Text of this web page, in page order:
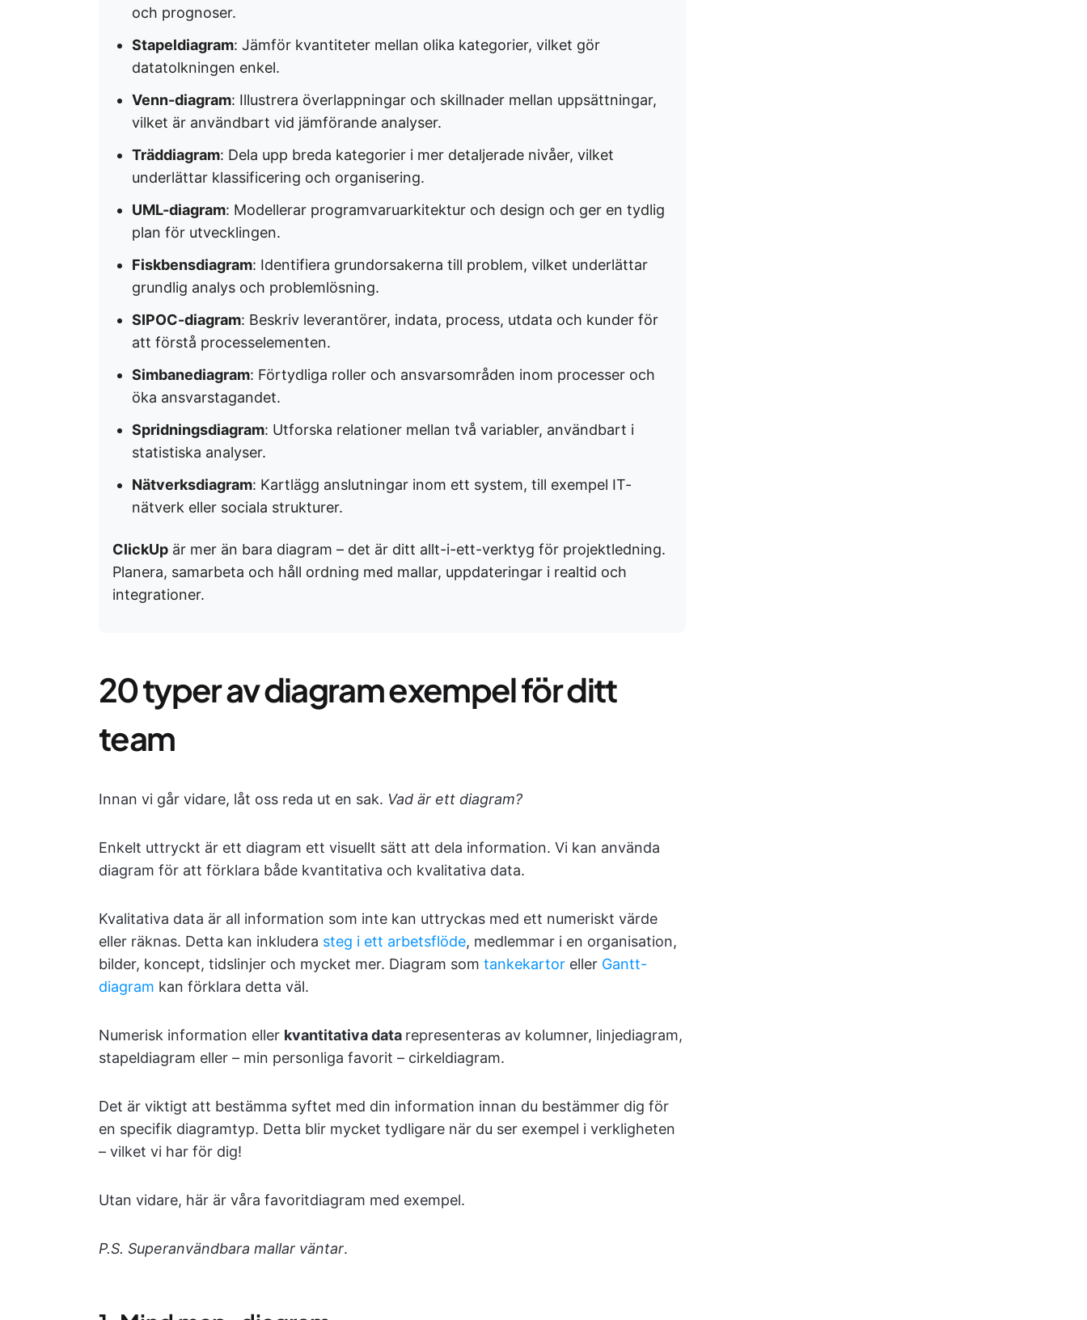
och prognoser. ​
Stapeldiagram: Jämför kvantiteter mellan olika kategorier, vilket gör
datatolkningen enkel. ​
Venn-diagram: Illustrera överlappningar och skillnader mellan uppsättningar,
vilket är användbart vid jämförande analyser. ​
Träddiagram: Dela upp breda kategorier i mer detaljerade nivåer, vilket
underlättar klassificering och organisering. ​
UML-diagram: Modellerar programvaruarkitektur och design och ger en tydlig
plan för utvecklingen. ​
Fiskbensdiagram: Identifiera grundorsakerna till problem, vilket underlättar
grundlig analys och problemlösning. ​
SIPOC-diagram: Beskriv leverantörer, indata, process, utdata och kunder för
att förstå processelementen. ​
Simbanediagram: Förtydliga roller och ansvarsområden inom processer och
öka ansvarstagandet. ​
Spridningsdiagram: Utforska relationer mellan två variabler, användbart i
statistiska analyser. ​
Nätverksdiagram: Kartlägg anslutningar inom ett system, till exempel IT-
nätverk eller sociala strukturer.
ClickUp är mer än bara diagram – det är ditt allt-i-ett-verktyg för projektledning.
Planera, samarbeta och håll ordning med mallar, uppdateringar i realtid och
integrationer.
20 typer av diagram exempel för ditt
team
Innan vi går vidare, låt oss reda ut en sak. Vad är ett diagram?
Enkelt uttryckt är ett diagram ett visuellt sätt att dela information. Vi kan använda
diagram för att förklara både kvantitativa och kvalitativa data.
Kvalitativa data är all information som inte kan uttryckas med ett numeriskt värde
eller räknas. Detta kan inkludera steg i ett arbetsflöde, medlemmar i en organisation,
bilder, koncept, tidslinjer och mycket mer. Diagram som tankekartor eller Gantt-
diagram kan förklara detta väl.
Numerisk information eller kvantitativa data representeras av kolumner, linjediagram,
stapeldiagram eller – min personliga favorit – cirkeldiagram.
Det är viktigt att bestämma syftet med din information innan du bestämmer dig för
en specifik diagramtyp. Detta blir mycket tydligare när du ser exempel i verkligheten
– vilket vi har för dig!
Utan vidare, här är våra favoritdiagram med exempel.
P.S. Superanvändbara mallar väntar.